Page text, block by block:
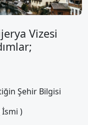
Vizesi
Şehir Bilgisi
İsmi )